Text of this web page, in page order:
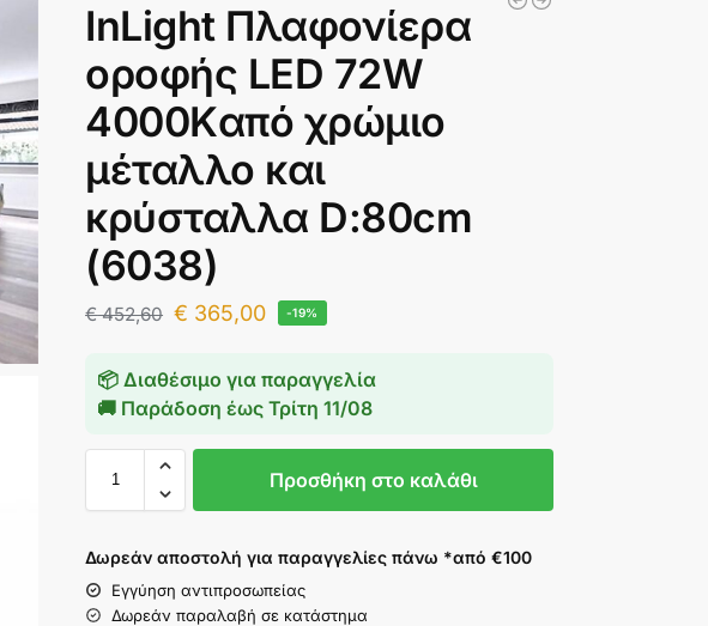
InLight Πλαφονίερα
οροφής LED 72W
4000Kαπό χρώμιο
μέταλλο και
κρύσταλλα D:80cm
(6038)
€452,60 € 365,00 -19%
📦 Διαθέσιμο για παραγγελία
🚚 Παράδοση έωςΤρίτη 11/08
Προσθήκη στο καλάθι
Δωρεάν αποστολή για παραγγελίες πάνω *από €100
Εγγύηση αντιπροσωπείας
Δωρεάν παραλαβή σε κατάστημα